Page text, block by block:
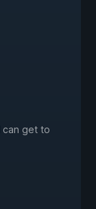
can get to